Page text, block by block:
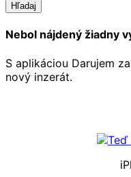
Hľadaj
Nebol nájdený žiadny
S aplikáciou Darujem
nový inzerát.